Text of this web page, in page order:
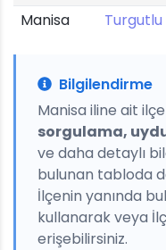
Manisa
Turgutlu
Bilgilendirme
Manisa iline ait
sorgulama,
ve daha detaylı
bulunan tabloda
İlçenin yanında
kullanarak veya
erişebilirsiniz.